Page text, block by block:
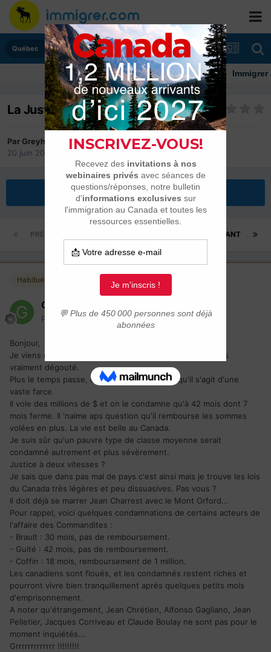
Québec
Immigrer au
La Justice Canadienne
Par Greyheart
20 juin 2006
Répondre à ce sujet
PRÉCÉDENT SUIVANT
Habitués
Greyheart
Posté(e)20 juin 2006
Bonjour,
Je viens de lire
. Je suis
vraiment dégouté.
Plus le temps passe, et plus j'ai l'impression qu'il s'agit d'une
vaste farce.
Il vole des millions de $ et on le condamne qu'à 42 mois dont 7
mois ferme. Il 'naime aps question qu'il rembourse les sommes
volées en plus. La vie est belle au Canada.
Je suis sûr qu'un pauvre type de classe moyenne serait
condamné autrement et plus sévèrement.
Justice à deux vitesses ?
Je sais que dans pas mal de pays c'est ainsi mais je trouve les lois
du Canada très légères et peu dissuasives. Pas vous ?
Il doit déjà se marrer Jean Charrest avec le Mont Orford...
Pour rappel, voici quelques condamnations de certains acteurs de
l'affaire des Commandites :
- Brault : 30 mois, pas de remboursement.
- Guité : 42 mois, pas de remboursement.
- Coffin : 18 mois, remboursement de 1 million.
Les canadiens sont floués, et les condamnés restent riches et
pourront vivre bien tranquillement après quelques petits mois
d'emprisonnement.
A noter qu'étrangement, Jean Chrétien, Alfonso Gagliano, Jean
Pelletier, Jacques Corriveau et Claude Boulay ne sont pas pour le
moment inquiétés...
Grrrrrrrrrrrrr !!!!!!!!!